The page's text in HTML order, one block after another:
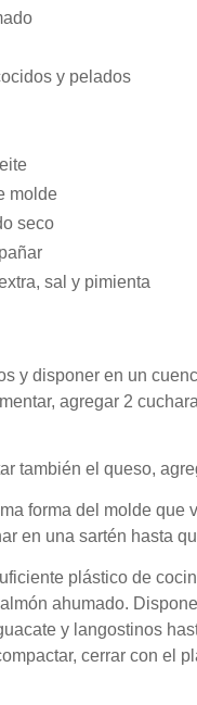
y pelados
molde
seco
sal y pimienta
y disponer en un
agregar 2
también el queso,
forma del molde que
en una sartén hasta
plástico de
ahumado.
y langostinos
cerrar con el